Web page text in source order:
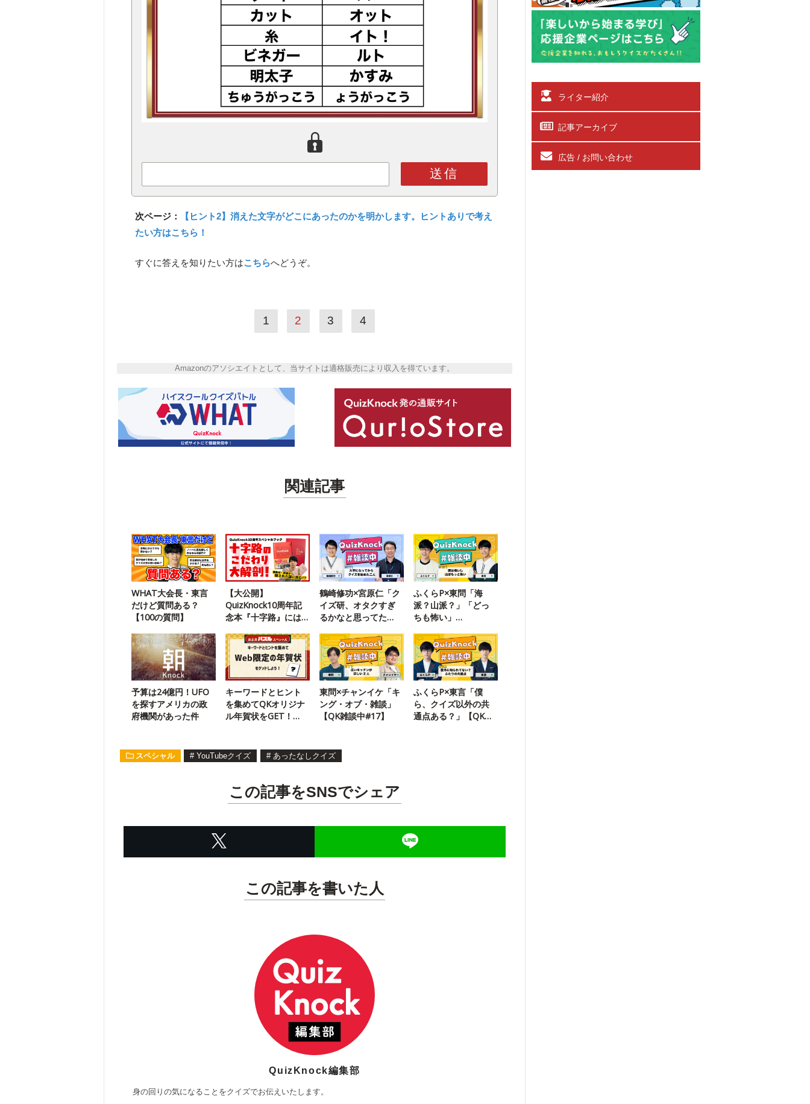
送信
次ページ：
【ヒント2】消えた文字がどこにあったのかを明かします。ヒントありで考え
たい方はこちら！
すぐに答えを知りたい方はこちらへどうぞ。
1 2 3 4
Amazonのアソシエイトとして、当サイトは適格販売により収入を得ています。
関連記事
WHAT大会長・東言
だけど質問ある？
【100の質問】
【大公開】
QuizKnock10周年記
念本『十字路』には
ました
鶴崎修功×宮原仁「ク
イズ研、オタクすぎ
るかなと思ってた
ふくらP×東問「海
派？山派？」「どっ
ちも怖い」
予算は24億円！UFO
を探すアメリカの政
府機関があった件
キーワードとヒント
を集めてQKオリジナ
ル年賀状をGET！
東問×チャンイケ「キ
ング・オブ・雑談」
【QK雑談中#17】
ふくらP×東言「僕
ら、クイズ以外の共
通点ある？」【QK雑
スペシャル # YouTubeクイズ # あったなしクイズ
この記事をSNSでシェア
この記事を書いた人
QuizKnock編集部
身の回りの気になることをクイズでお伝えいたします。
ライター紹介
記事アーカイブ
広告 / お問い合わせ